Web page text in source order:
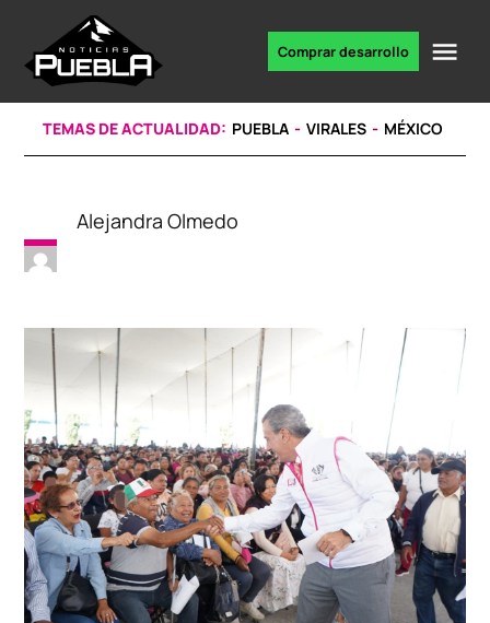
content
noticias
Comprar desarrollo
TEMAS DE ACTUALIDAD: PUEBLA VIRALES MÉXICO
Alejandra Olmedo